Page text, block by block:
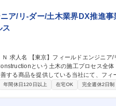
ア/リ-ダー/土木業界DX推進
ス
業/年
する商品を提供している当社にて、フ
ジメント・育成 ■現場運用のマネジメン
年間休日120日以上 在宅OK 完全週休2日制